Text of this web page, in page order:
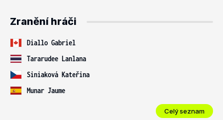
Zranění hráči
Diallo Gabriel
Tararudee Lanlana
Siniaková Kateřina
Munar Jaume
Celý seznam